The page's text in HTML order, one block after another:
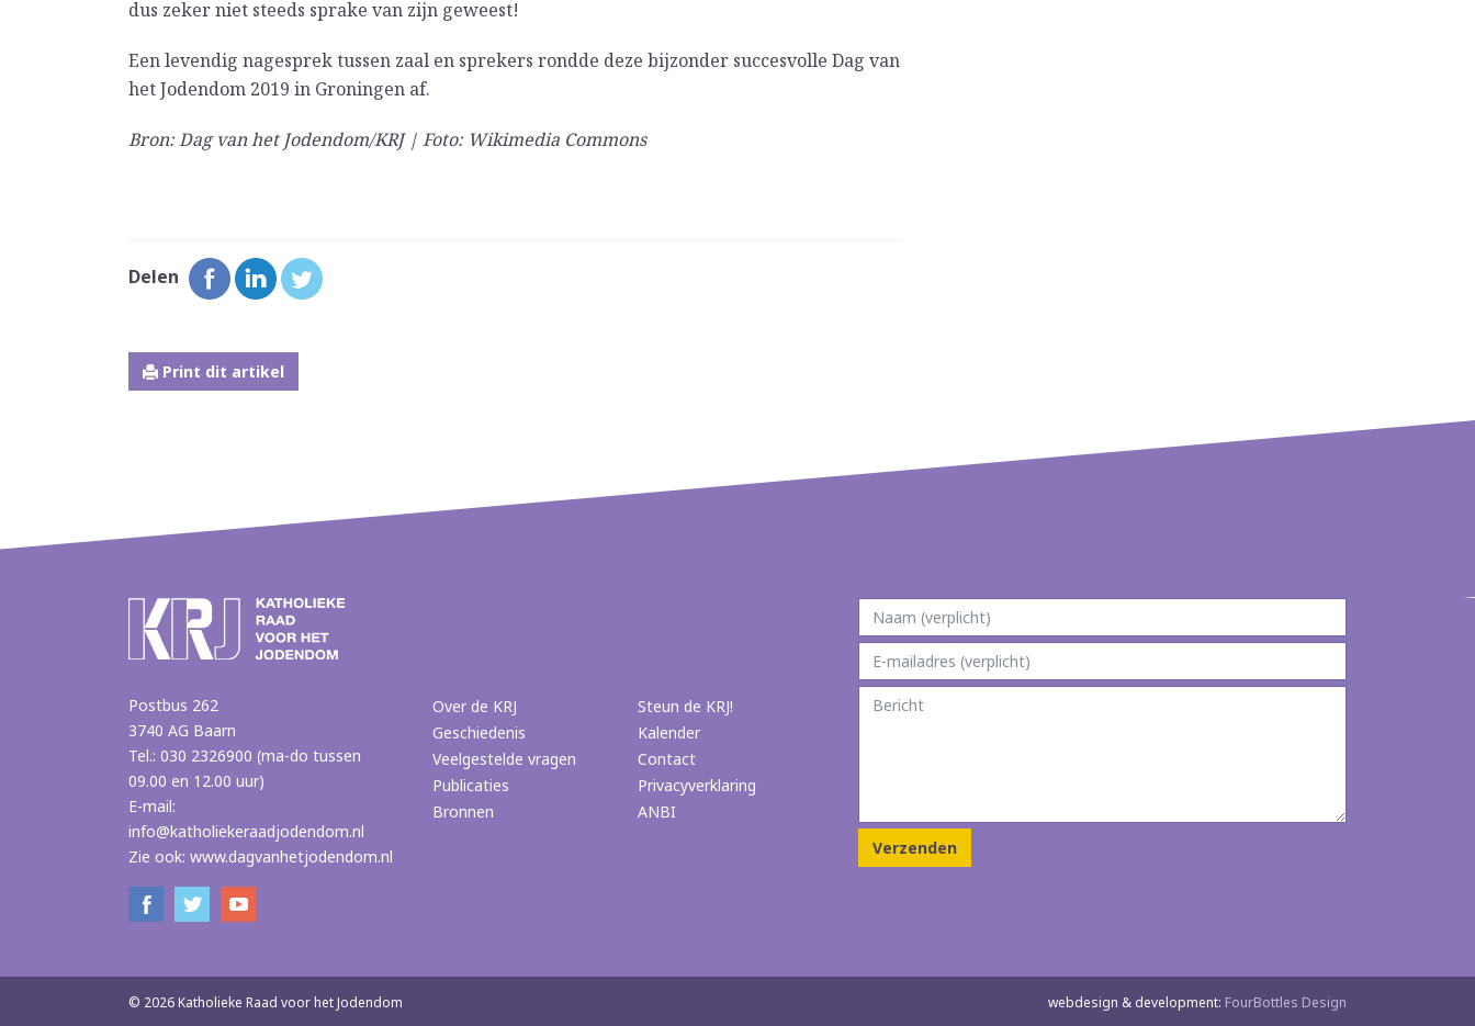
dus zeker niet steeds sprake van zijn geweest!
Een levendig nagesprek tussen zaal en sprekers rondde deze bijzonder succesvolle Dag van
het Jodendom 2019 in Groningen af.
Bron: Dag van het Jodendom/KRJ | Foto: Wikimedia Commons
Delen
Print dit artikel
Postbus 262
3740 AG Baarn
Tel.: 030 2326900 (ma-do tussen
09.00 en 12.00 uur)
E-mail:
info@katholiekeraadjodendom.nl
Zie ook: www.dagvanhetjodendom.nl
Over de KRJ
Geschiedenis
Veelgestelde vragen
Publicaties
Bronnen
Steun de KRJ!
Kalender
Contact
Privacyverklaring
ANBI
Verzenden
© 2026 Katholieke Raad voor het Jodendom webdesign & development: FourBottles Design